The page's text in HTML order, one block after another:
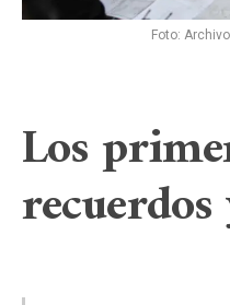
Foto:
Los